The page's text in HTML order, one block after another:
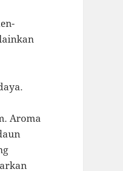
Aroma